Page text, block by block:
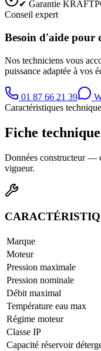
✔ Garantie
Conseil expert
Besoin d'aide pour
Nos techniciens vous
puissance adaptée à vos
01 87 66 21 39
Caractéristiques
Fiche
Données constructeur —
vigueur.
Marque
Moteur
Pression maximale
Pression nominale
Débit maximal
Température eau max
Régime moteur
Classe IP
Capacité réservoir